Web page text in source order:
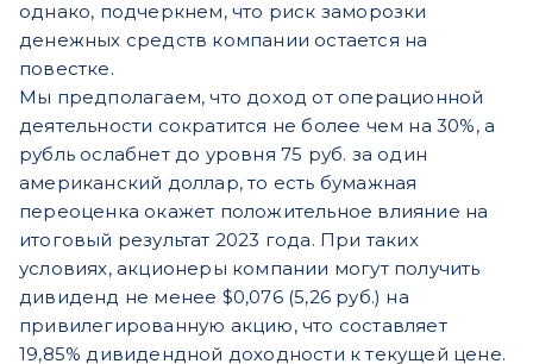
однако, подчеркнем, что риск заморозки
денежных средств компании остается на
повестке.
Мы предполагаем, что доход от операционной
деятельности сократится не более чем на 30%, а
рубль ослабнет до уровня 75 руб. за один
американский доллар, то есть бумажная
переоценка окажет положительное влияние на
итоговый результат 2023 года. При таких
условиях, акционеры компании могут получить
дивиденд не менее $0,076 (5,26 руб.) на
привилегированную акцию, что составляет
19,85% дивидендной доходности к текущей цене.